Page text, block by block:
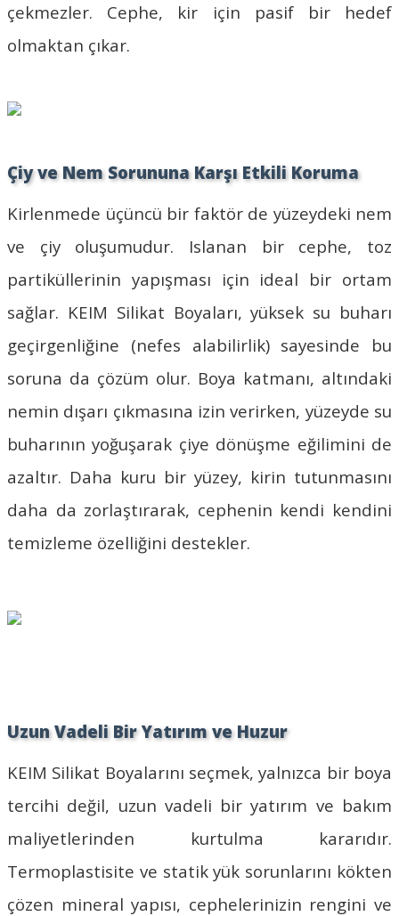
çekmezler. Cephe, kir için pasif bir hedef
olmaktan çıkar.
Çiy ve Nem Sorununa Karşı Etkili Koruma
Kirlenmede üçüncü bir faktör de yüzeydeki nem
ve çiy oluşumudur. Islanan bir cephe, toz
partiküllerinin yapışması için ideal bir ortam
sağlar. KEIM Silikat Boyaları, yüksek su buharı
geçirgenliğine (nefes alabilirlik) sayesinde bu
soruna da çözüm olur. Boya katmanı, altındaki
nemin dışarı çıkmasına izin verirken, yüzeyde su
buharının yoğuşarak çiye dönüşme eğilimini de
azaltır. Daha kuru bir yüzey, kirin tutunmasını
daha da zorlaştırarak, cephenin kendi kendini
temizleme özelliğini destekler.
Uzun Vadeli Bir Yatırım ve Huzur
KEIM Silikat Boyalarını seçmek, yalnızca bir boya
tercihi değil, uzun vadeli bir yatırım ve bakım
maliyetlerinden kurtulma kararıdır.
Termoplastisite ve statik yük sorunlarını kökten
çözen mineral yapısı, cephelerinizin rengini ve